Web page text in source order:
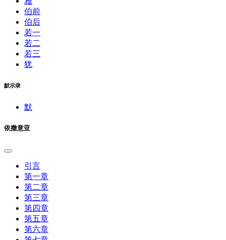
伯前
伯后
若一
若二
若三
犹
默示录
默
依撒意亚
引言
第一章
第二章
第三章
第四章
第五章
第六章